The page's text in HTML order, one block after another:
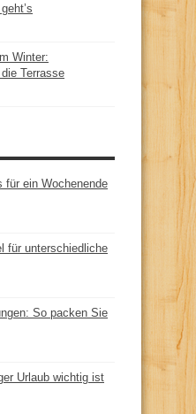
Winter:
Terrasse
für ein Wochenende
für unterschiedliche
So packen Sie
Urlaub wichtig ist